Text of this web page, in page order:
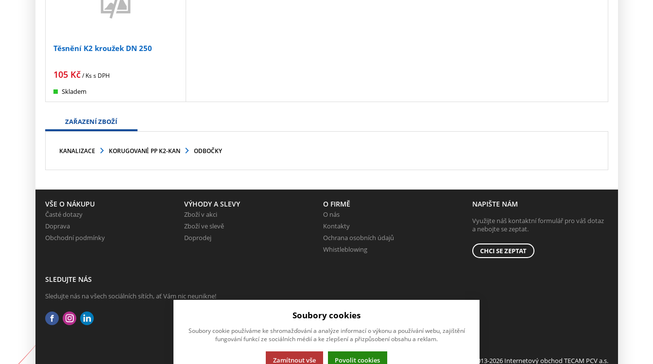
Těsnění K2 kroužek DN 250
105Kč/ Kss DPH
Skladem
ZAŘAZENÍ ZBOŽÍ
KANALIZACE KORUGOVANÉ PP K2-KAN ODBOČKY
VŠE O NÁKUPU
Časté dotazy
Doprava
Obchodní podmínky
VÝHODY A SLEVY
Zboží v akci
Zboží ve slevě
Doprodej
O FIRMĚ
O nás
Kontakty
Ochrana osobních údajů
Whistleblowing
NAPIŠTE NÁM
Využijte náš kontaktní formulář pro váš dotaz
a nebojte se zeptat.
CHCI SE ZEPTAT
SLEDUJTE NÁS
Sledujte nás na všech sociálních sítích, ať Vám nic neunikne!
© 2013-2026 Internetový obchod TECAM PCV a.s.
Soubory cookies
Soubory cookie používáme ke shromažďování a analýze informací o výkonu a používání webu, zajištění
fungování funkcí ze sociálních médií a ke zlepšení a přizpůsobení obsahu a reklam.
Zamítnout vše Povolit cookies